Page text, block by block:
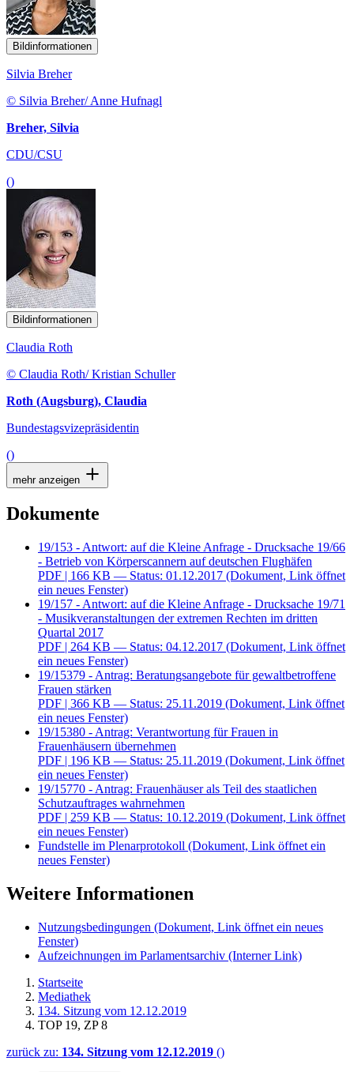
Bildinformationen
Silvia Breher
© Silvia Breher/ Anne Hufnagl
Breher, Silvia
CDU/CSU
()
Bildinformationen
Claudia Roth
© Claudia Roth/ Kristian Schuller
Roth (Augsburg), Claudia
Bundestagsvizepräsidentin
()
mehr anzeigen
Dokumente
19/153 - Antwort: auf die Kleine Anfrage - Drucksache 19/66
- Betrieb von Körperscannern auf deutschen Flughäfen
PDF | 166 KB — Status: 01.12.2017 (Dokument, Link öffnet
ein neues Fenster)
19/157 - Antwort: auf die Kleine Anfrage - Drucksache 19/71
- Musikveranstaltungen der extremen Rechten im dritten
Quartal 2017
PDF | 264 KB — Status: 04.12.2017 (Dokument, Link öffnet
ein neues Fenster)
19/15379 - Antrag: Beratungsangebote für gewaltbetroffene
Frauen stärken
PDF | 366 KB — Status: 25.11.2019 (Dokument, Link öffnet
ein neues Fenster)
19/15380 - Antrag: Verantwortung für Frauen in
Frauenhäusern übernehmen
PDF | 196 KB — Status: 25.11.2019 (Dokument, Link öffnet
ein neues Fenster)
19/15770 - Antrag: Frauenhäuser als Teil des staatlichen
Schutzauftrages wahrnehmen
PDF | 259 KB — Status: 10.12.2019 (Dokument, Link öffnet
ein neues Fenster)
Fundstelle im Plenarprotokoll (Dokument, Link öffnet ein
neues Fenster)
Weitere Informationen
Nutzungsbedingungen (Dokument, Link öffnet ein neues
Fenster)
Aufzeichnungen im Parlamentsarchiv (Interner Link)
Startseite
Mediathek
134. Sitzung vom 12.12.2019
TOP 19, ZP 8
zurück zu: 134. Sitzung vom 12.12.2019 ()